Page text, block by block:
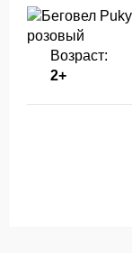
Возраст:
2+